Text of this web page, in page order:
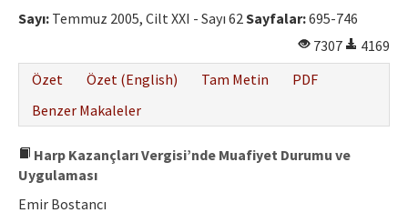
Sayı: Temmuz 2005, Cilt XXI - Sayı 62Sayfalar:695-746
7307
4169
Özet
Özet (English) Tam Metin
PDF
Benzer Makaleler
Harp Kazançları Vergisi’nde Muafiyet Durumu ve
Uygulaması
Emir Bostancı